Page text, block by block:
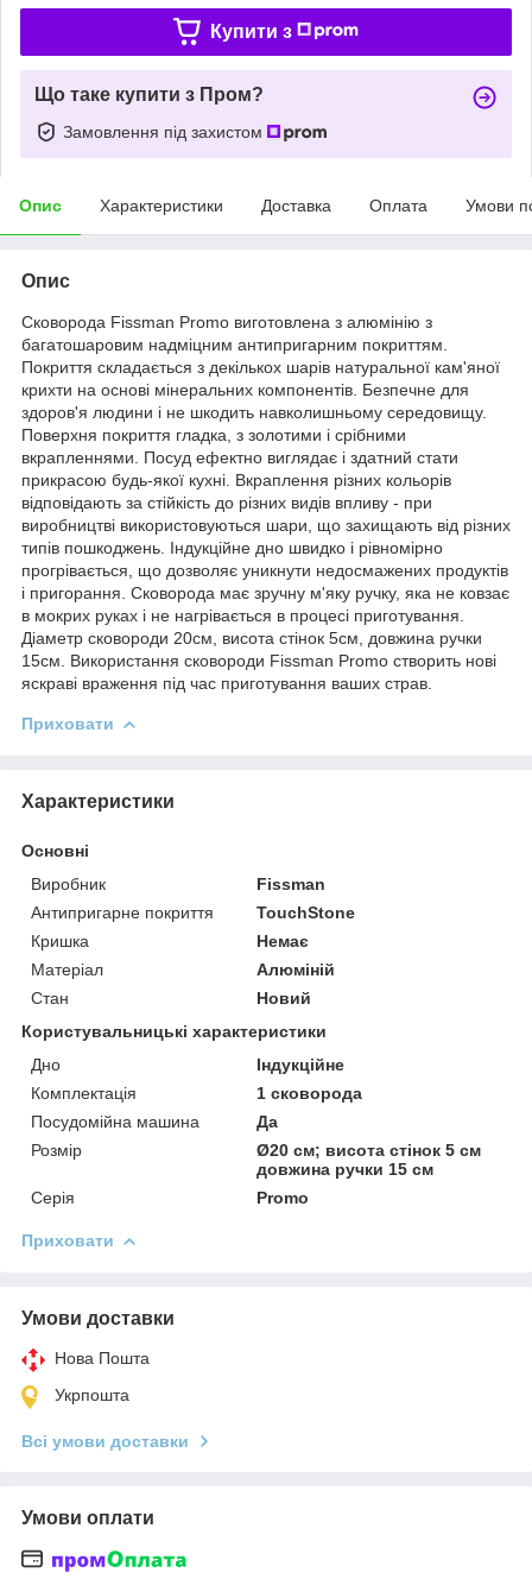
Купити з
Що таке купити з Пром?
Замовлення під захистом
Опис Характеристики Доставка Оплата Умови
Опис
Сковорода Fissman Promo виготовлена з алюмінію з
багатошаровим надміцним антипригарним покриттям.
Покриття складається з декількох шарів натуральної кам'яної
крихти на основі мінеральних компонентів. Безпечне для
здоров'я людини і не шкодить навколишньому середовищу.
Поверхня покриття гладка, з золотими і срібними
вкрапленнями. Посуд ефектно виглядає і здатний стати
прикрасою будь-якої кухні. Вкраплення різних кольорів
відповідають за стійкість до різних видів впливу - при
виробництві використовуються шари, що захищають від різних
типів пошкоджень. Індукційне дно швидко і рівномірно
прогрівається, що дозволяє уникнути недосмажених продуктів
і пригорання. Сковорода має зручну м'яку ручку, яка не ковзає
в мокрих руках і не нагрівається в процесі приготування.
Діаметр сковороди 20см, висота стінок 5см, довжина ручки
15см. Використання сковороди Fissman Promo створить нові
яскраві враження під час приготування ваших страв.
Приховати
Характеристики
Основні
Виробник
Fissman
Антипригарне покриття
TouchStone
Кришка
Немає
Матеріал
Алюміній
Стан
Новий
Користувальницькі характеристики
Дно
Індукційне
Комплектація
1 сковорода
Посудомійна машина
Да
Розмір
Ø20 см; висота стінок 5 см
довжина ручки 15 см
Серія
Promo
Приховати
Умови доставки
Нова Пошта
Укрпошта
Всі умови доставки
Умови оплати